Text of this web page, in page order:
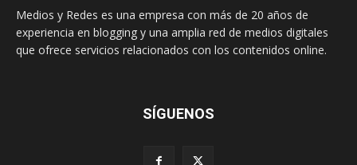
Medios y Redes es una empresa con más de 20 años de
experiencia en blogging y una amplia red de medios digitales
que ofrece servicios relacionados con los contenidos online.
SÍGUENOS